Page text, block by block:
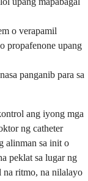
o verapamil
propafenone upang
panganib para sa
ang iyong mga
ng catheter
alinman sa init o
peklat sa lugar ng
na ritmo, na nilalayo